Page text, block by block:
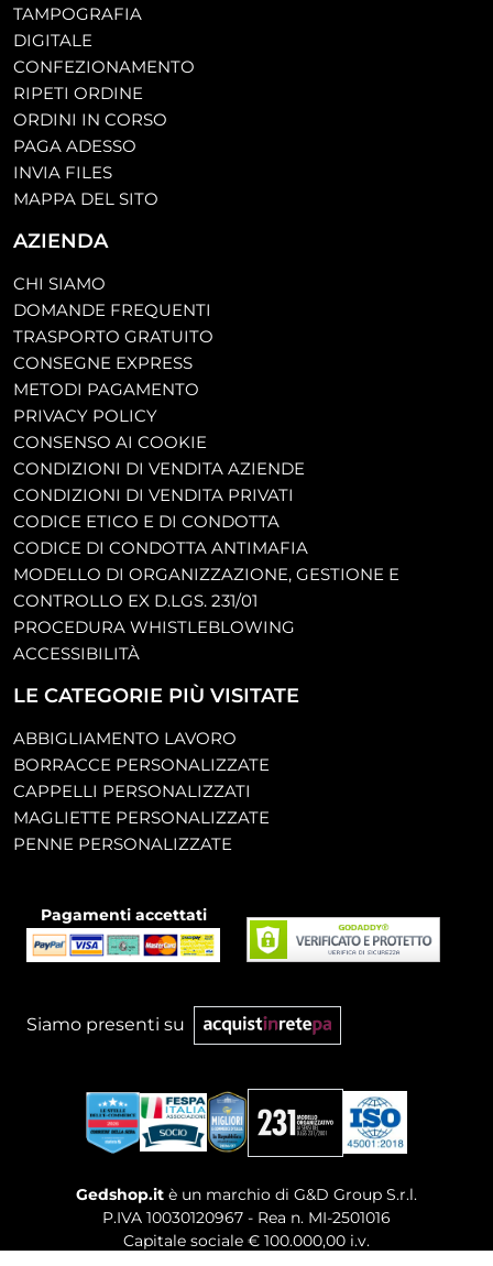
TAMPOGRAFIA
DIGITALE
CONFEZIONAMENTO
RIPETI ORDINE
ORDINI IN CORSO
PAGA ADESSO
INVIA FILES
MAPPA DEL SITO
AZIENDA
CHI SIAMO
DOMANDE FREQUENTI
TRASPORTO GRATUITO
CONSEGNE EXPRESS
METODI PAGAMENTO
PRIVACY POLICY
CONSENSO AI COOKIE
CONDIZIONI DI VENDITA AZIENDE
CONDIZIONI DI VENDITA PRIVATI
CODICE ETICO E DI CONDOTTA
CODICE DI CONDOTTA ANTIMAFIA
MODELLO DI ORGANIZZAZIONE, GESTIONE E
CONTROLLO EX D.LGS. 231/01
PROCEDURA WHISTLEBLOWING
ACCESSIBILITÀ
LE CATEGORIE PIÙ VISITATE
ABBIGLIAMENTO LAVORO
BORRACCE PERSONALIZZATE
CAPPELLI PERSONALIZZATI
MAGLIETTE PERSONALIZZATE
PENNE PERSONALIZZATE
Pagamenti accettati
Siamo presenti su
Gedshop.it è un marchio di G&D Group S.r.l.
P.IVA 10030120967 - Rea n. MI-2501016
Capitale sociale € 100.000,00 i.v.